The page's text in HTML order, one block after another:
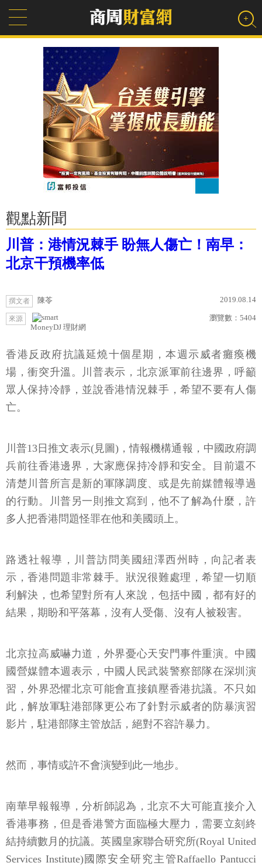
觀點新聞
川普：港情況棘手 盼無人傷亡！南早：
北京干預機率低
撰文者 陳苓 2019.08.14
來源
MoneyDJ 理財網
瀏覽數： 5404
香港反政府抗議延燒十個星期，本週示威者癱瘓機
場，衝突升溫。川普表示，北京派軍前往邊界，呼籲
眾人保持冷靜，並說香港情況棘手，希望不要有人傷
亡。
川普13日推文表示(見圖)，情報機構通報，中國政府調
兵前往香港邊界，大家應保持冷靜和安全。目前還不
清楚川普所言是新的軍隊調度、或是先前媒體報導過
的行動。川普另一則推文寫到，他不了解為什麼，許
多人把香港問題怪罪在他和美國頭上。
路透社報導，川普訪問美國紐澤西州時，向記者表
示，香港問題非常棘手。狀況很難處理，希望一切順
利解決，也希望對所有人來說，包括中國，都有好的
結果，期盼和平落幕，沒有人受傷、沒有人被殺害。
北京拉高威嚇力道，外界憂心天安門事件重演。中國
國營媒體本週表示，中國人民武裝警察部隊在深圳演
習，外界恐懼北京可能會直接鎮壓香港抗議。不只如
此，解放軍駐港部隊更公布了針對示威者的防暴演習
影片，駐港部隊主管放話，絕對不容許暴力。
然而，事情或許不會演變到此一地步。
南華早報報導，分析師認為，北京不大可能直接介入
香港事務，但是香港警方面臨極大壓力，需要立刻終
結持續數月的抗議。英國皇家聯合研究所(Royal United
Services Institute)國際安全研究主管Raffaello Pantucci